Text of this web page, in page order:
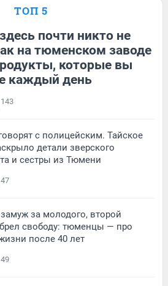
ТОП 5
почти никто не
на тюменском заводе
которые вы
каждый день
143
с полицейским. Тайское
детали зверского
и сестры из Тюмени
47
за молодого, второй
свободу: тюменцы — про
после 40 лет
49